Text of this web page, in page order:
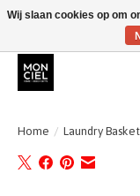
BE + NL : GRATIS
Home / Laundry
Wij slaan cookies op om